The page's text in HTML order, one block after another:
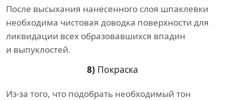
После высыхания нанесенного слоя шпаклевки
необходима чистовая доводка поверхности для
ликвидации всех образовавшихся впадин
и выпуклостей.
8) Покраска
Из-за того, что подобрать необходимый тон